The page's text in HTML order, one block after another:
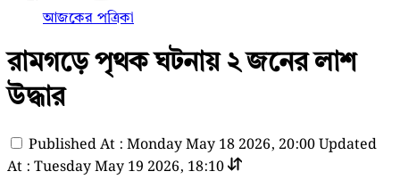
আজকের পত্রিকা
রামগড়ে পৃথক ঘটনায় ২ জনের লাশ
উদ্ধার
Published At : Monday May 18 2026, 20:00Updated
At : Tuesday May 19 2026, 18:10